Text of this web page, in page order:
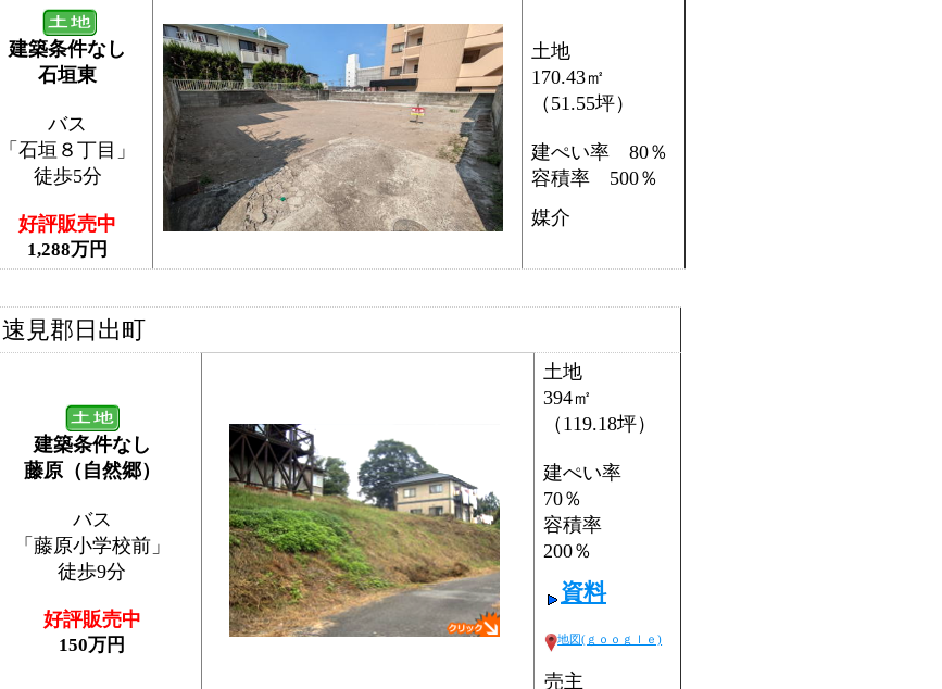
建築条件なし
石垣東
バス
「石垣８丁目」
徒歩5分
好評販売中
1,288万円
土地
170.43㎡
（51.55坪）
建ぺい率 80％
容積率 500％
媒介
速見郡日出町
建築条件なし
藤原（自然郷）
バス
「藤原小学校前」
徒歩9分
好評販売中
150万円
土地
394㎡
（119.18坪）
建ぺい率
70％
容積率
200％
資料
地図(ｇｏｏｇｌｅ)
売主